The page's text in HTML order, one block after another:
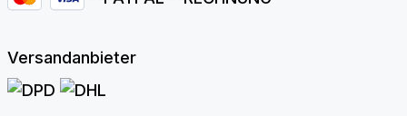
Versandanbieter